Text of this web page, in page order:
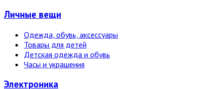
Личные вещи
Одежда, обувь, аксессуары
Товары для детей
Детская одежда и обувь
Часы и украшения
Электро­ника